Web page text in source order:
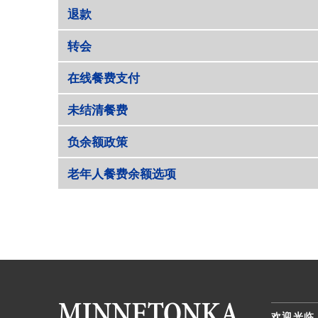
退款
转会
在线餐费支付
未结清餐费
负余额政策
老年人餐费余额选项